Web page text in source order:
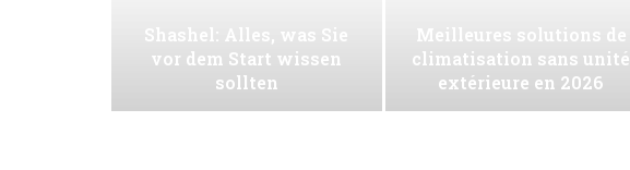
Shashel: Alles, was Sie
vor dem Start wissen
sollten
Meilleures solutions de
climatisation sans unité
extérieure en 2026